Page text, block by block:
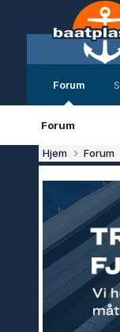
Forum
Forum
Hjem Forum